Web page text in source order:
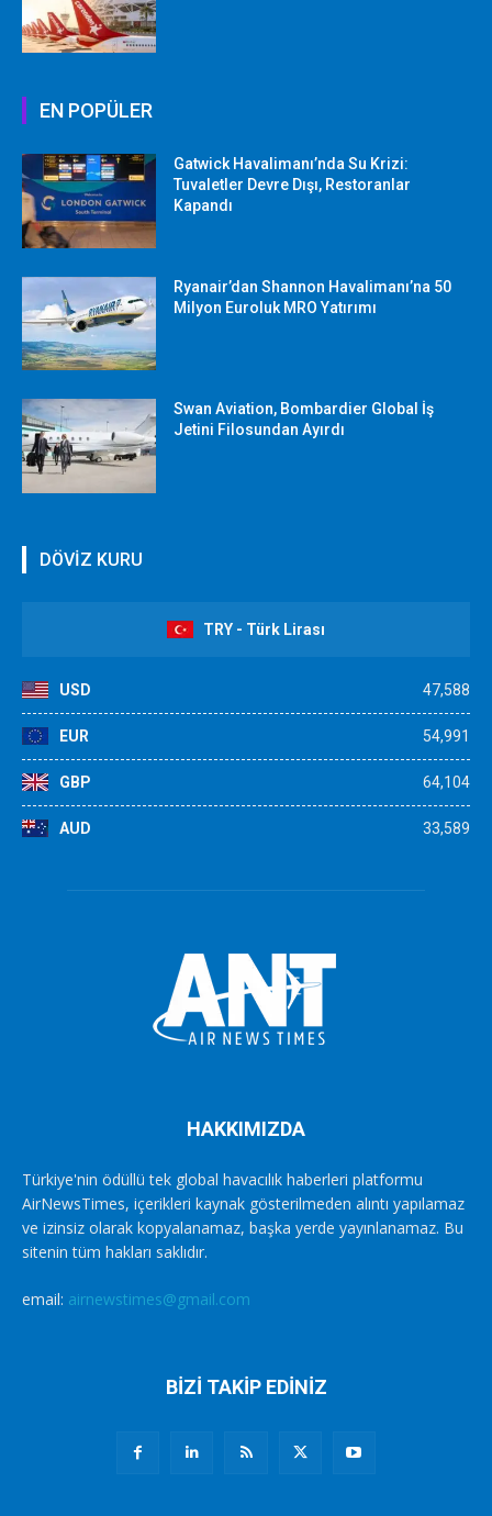
EN POPÜLER
Gatwick Havalimanı’nda Su Krizi:
Tuvaletler Devre Dışı, Restoranlar
Kapandı
Ryanair’dan Shannon Havalimanı’na 50
Milyon Euroluk MRO Yatırımı
Swan Aviation, Bombardier Global İş
Jetini Filosundan Ayırdı
DÖVİZ KURU
TRY - Türk Lirası
USD 47,588
EUR 54,991
GBP 64,104
AUD 33,589
HAKKIMIZDA
Türkiye'nin ödüllü tek global havacılık haberleri platformu
AirNewsTimes, içerikleri kaynak gösterilmeden alıntı yapılamaz
ve izinsiz olarak kopyalanamaz, başka yerde yayınlanamaz. Bu
sitenin tüm hakları saklıdır.
email: airnewstimes@gmail.com
BİZİ TAKİP EDİNİZ